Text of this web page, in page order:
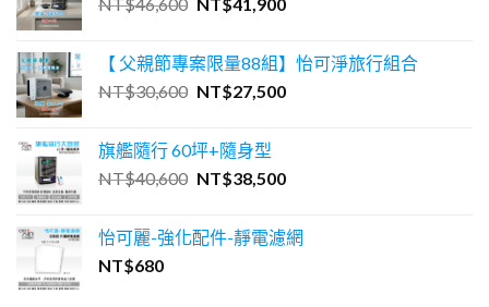
NT$24,600。NT$20,800。
NT$46,600
格：
NT$46,600。
NT$41,900
格：
NT$41,900。
【 父親節專案限量88組】怡可淨旅行組合
NT$30,600 原
格：
NT$30,600。
NT$27,500目
NT$27,500。
旗艦隨行 60坪+隨身型
NT$40,600 原
格：
NT$38,500目
格：
怡可麗-強化配件-靜電濾網
NT$680